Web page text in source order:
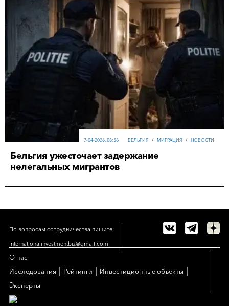
БЕЛЬГИЯ / МИГРАЦИЯ / НОВОСТИ
7-04-2026, 08:56
Бельгия ужесточает задержание
нелегальных мигрантов
По вопросам сотрудничества пишите:
internationalinvestmentbiz@gmail.com
О нас
Исследования
Рейтинги Инвестиционные объекты
Эксперты